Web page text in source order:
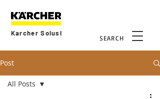
SEARCH
Karcher Solusi
Post
All Posts